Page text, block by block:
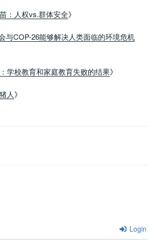
：人权vs.群体安全》
与COP-26能够解决人类面临的环境危机
学校教育和家庭教育失败的结果》
人》
Login